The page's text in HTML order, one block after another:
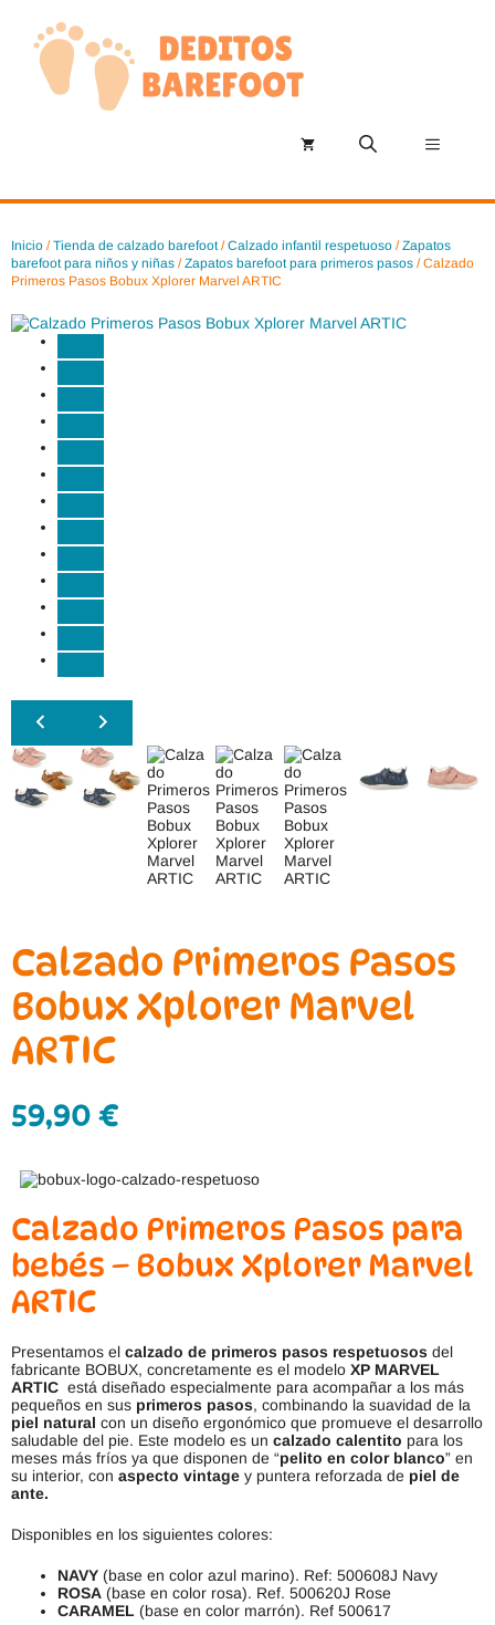
contenido
Menú
Inicio /Tienda de calzado barefoot/Calzado infantil respetuoso /Zapatos
barefoot para niños y niñas /Zapatos barefoot para primeros pasos / Calzado
Primeros Pasos Bobux Xplorer Marvel ARTIC
Calzado Primeros Pasos
Bobux Xplorer Marvel
ARTIC
59,90 €
Calzado Primeros Pasos para
bebés – Bobux Xplorer Marvel
ARTIC
Presentamos el calzado de primeros pasos respetuosos del
fabricante BOBUX, concretamente es el modelo XP MARVEL
ARTIC está diseñado especialmente para acompañar a los más
pequeños en sus primeros pasos, combinando la suavidad de la
piel natural con un diseño ergonómico que promueve el desarrollo
saludable del pie. Este modelo es un calzado calentito para los
meses más fríos ya que disponen de “pelito en color blanco” en
su interior, con aspecto vintage y puntera reforzada de piel de
ante.
Disponibles en los siguientes colores:
NAVY (base en color azul marino). Ref: 500608J Navy
ROSA (base en color rosa). Ref. 500620J Rose
CARAMEL (base en color marrón). Ref 500617